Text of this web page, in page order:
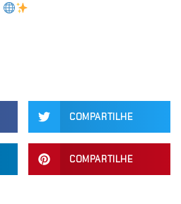
COMPARTILHE
COMPARTILHE